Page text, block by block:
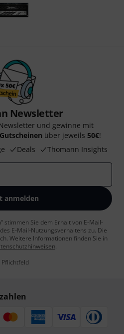
Newsletter
und gewinne mit
über jeweils 50€!
Deals Thomann Insights
anmelden
stimmen Sie dem Erhalt von E-Mail-
E-Mail-Nutzungsverhaltens zu. Die
Weitere Informationen finden Sie in
.